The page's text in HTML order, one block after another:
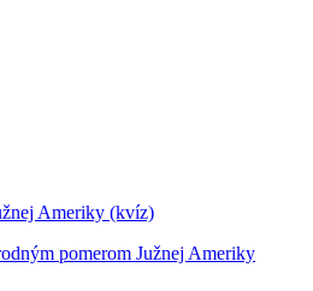
Ameriky (kvíz)
pomerom Južnej Ameriky